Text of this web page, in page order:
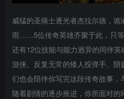
威猛的圣骑士逐光者杰拉尔德，诡
雨……5位传奇英雄齐聚于此，只等
还有12位技能与能力迥异的同伴
游侠、反复无常的矮人投弹手、
们也会陪伴你写完这段传奇故事，
随着剧情的逐步推进，你所面对